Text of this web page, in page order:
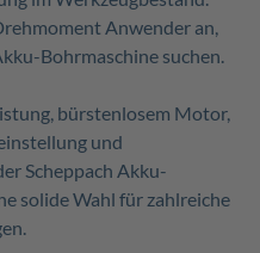
Anwender an,
Bohrmaschine suchen.
bürstenlosem Motor,
und
Scheppach Akku-
solide Wahl für zahlreiche